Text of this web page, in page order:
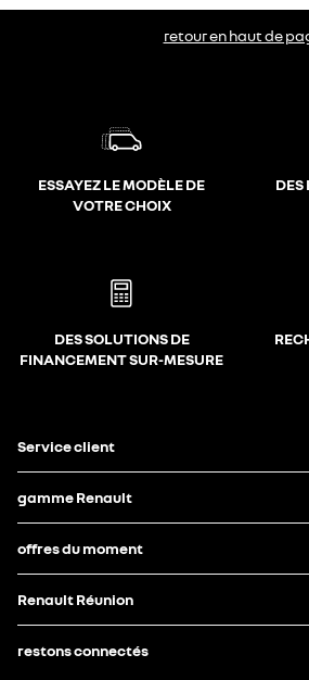
retour en haut de
ESSAYEZ LE MODÈLE DE
VOTRE CHOIX
DES
DES SOLUTIONS DE
FINANCEMENT SUR-MESURE
Service client
gamme Renault
offres du moment
Renault Réunion
restons connectés